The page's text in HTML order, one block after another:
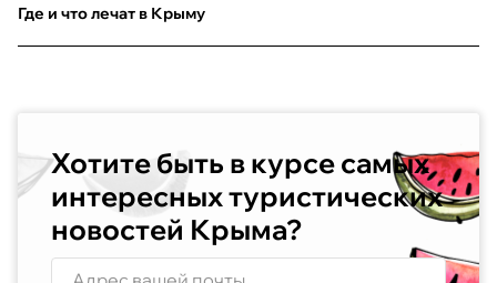
Где и что лечат в Крыму
Хотите быть в курсе самых
интересных туристических
новостей Крыма?